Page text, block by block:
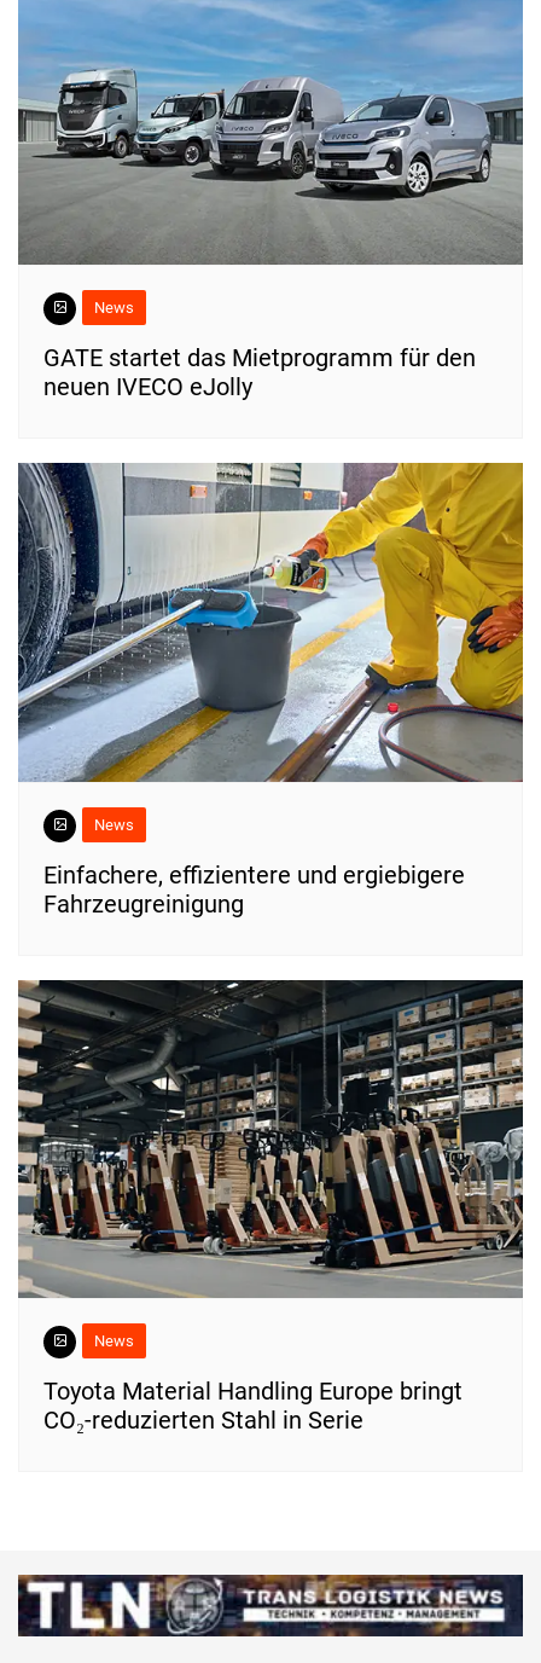
News
​GATE startet das Mietprogramm für den
neuen IVECO eJolly
News
Einfachere, effizientere und ergiebigere
Fahrzeugreinigung
News
Toyota Material Handling Europe bringt
CO₂-reduzierten Stahl in Serie